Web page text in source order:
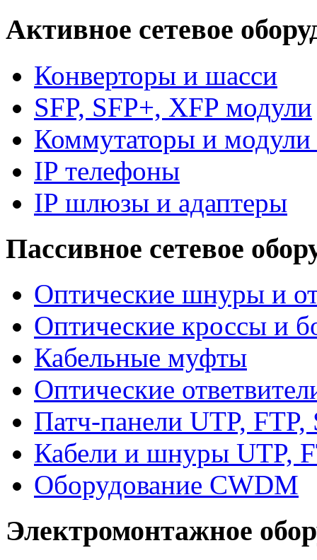
Активное сетевое
Конверторы и шасси
SFP, SFP+, XFP модули
Коммутаторы и модули
IP телефоны
IP шлюзы и адаптеры
Пассивное сетевое
Оптические шнуры и
Оптические кроссы и
Кабельные муфты
Оптические
Патч-панели UTP, FTP,
Кабели и шнуры UTP,
Оборудование CWDM
Электромонтажное